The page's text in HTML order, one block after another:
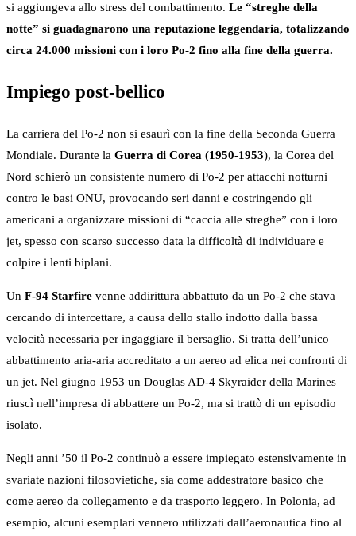
si aggiungeva allo stress del combattimento. Le “streghe della
notte” si guadagnarono una reputazione leggendaria, totalizzando
circa 24.000 missioni con i loro Po-2 fino alla fine della guerra.
Impiego post-bellico
La carriera del Po-2 non si esaurì con la fine della Seconda Guerra
Mondiale. Durante la Guerra di Corea (1950-1953), la Corea del
Nord schierò un consistente numero di Po-2 per attacchi notturni
contro le basi ONU, provocando seri danni e costringendo gli
americani a organizzare missioni di “caccia alle streghe” con i loro
jet, spesso con scarso successo data la difficoltà di individuare e
colpire i lenti biplani.
Un F-94 Starfire venne addirittura abbattuto da un Po-2 che stava
cercando di intercettare, a causa dello stallo indotto dalla bassa
velocità necessaria per ingaggiare il bersaglio. Si tratta dell’unico
abbattimento aria-aria accreditato a un aereo ad elica nei confronti di
un jet. Nel giugno 1953 un Douglas AD-4 Skyraider della Marines
riuscì nell’impresa di abbattere un Po-2, ma si trattò di un episodio
isolato.
Negli anni ’50 il Po-2 continuò a essere impiegato estensivamente in
svariate nazioni filosovietiche, sia come addestratore basico che
come aereo da collegamento e da trasporto leggero. In Polonia, ad
esempio, alcuni esemplari vennero utilizzati dall’aeronautica fino al